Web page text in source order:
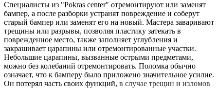
Специалисты из "Pokras center" отремонтируют или заменят
бампер, а после разборки устранят повреждение и соберут
старый бампер или заменят его на новый. Мастера заваривают
трещины или разрывы, позволяя пластику затекать в
поврежденное место, также заполняет углубления и
закрашивает царапины или отремонтированные участки.
Небольшие царапины, вызванные острыми предметами,
можно без колебаний отремонтировать. Поломка обычно
означает, что к бамперу было приложено значительное усилие.
Он потерял часть своих функций, в случае трещин и изломов